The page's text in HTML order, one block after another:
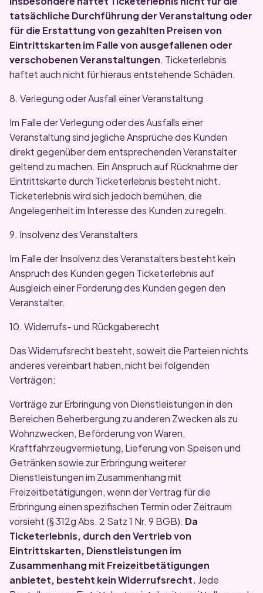
tatsächliche Durchführung der Veranstaltung oder
für die Erstattung von gezahlten Preisen von
Eintrittskarten im Falle von ausgefallenen oder
verschobenen Veranstaltungen. Ticketerlebnis
haftet auch nicht für hieraus entstehende Schäden.
8. Verlegung oder Ausfall einer Veranstaltung
Im Falle der Verlegung oder des Ausfalls einer
Veranstaltung sind jegliche Ansprüche des Kunden
direkt gegenüber dem entsprechenden Veranstalter
geltend zu machen. Ein Anspruch auf Rücknahme der
Eintrittskarte durch Ticketerlebnis besteht nicht.
Ticketerlebnis wird sich jedoch bemühen, die
Angelegenheit im Interesse des Kunden zu regeln.
9. Insolvenz des Veranstalters
Im Falle der Insolvenz des Veranstalters besteht kein
Anspruch des Kunden gegen Ticketerlebnis auf
Ausgleich einer Forderung des Kunden gegen den
Veranstalter.
10. Widerrufs- und Rückgaberecht
Das Widerrufsrecht besteht, soweit die Parteien nichts
anderes vereinbart haben, nicht bei folgenden
Verträgen:
Verträge zur Erbringung von Dienstleistungen in den
Bereichen Beherbergung zu anderen Zwecken als zu
Wohnzwecken, Beförderung von Waren,
Kraftfahrzeugvermietung, Lieferung von Speisen und
Getränken sowie zur Erbringung weiterer
Dienstleistungen im Zusammenhang mit
Freizeitbetätigungen, wenn der Vertrag für die
Erbringung einen spezifischen Termin oder Zeitraum
vorsieht (§ 312g Abs. 2 Satz 1 Nr. 9 BGB). Da
Ticketerlebnis, durch den Vertrieb von
Eintrittskarten, Dienstleistungen im
Zusammenhang mit Freizeitbetätigungen
anbietet, besteht kein Widerrufsrecht. Jede